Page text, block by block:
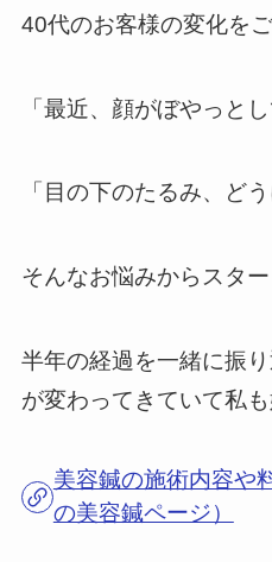
40代のお客様の変化をご
「最近、顔がぼやっと
「目の下のたるみ、ど
そんなお悩みからスター
半年の経過を一緒に振
が変わってきていて私
美容鍼の施術内容や
の美容鍼ページ）